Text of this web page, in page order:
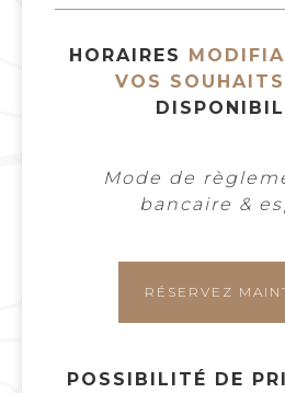
HORAIRES
VOS SOUHAITS
Mode de
bancaire &
RÉSERVEZ
POSSIBILITÉ DE